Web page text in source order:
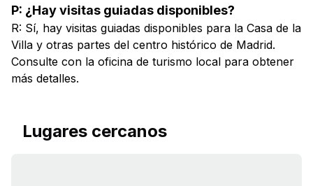
P: ¿Hay visitas guiadas disponibles?
R: Sí, hay visitas guiadas disponibles para la Casa de la
Villa y otras partes del centro histórico de Madrid.
Consulte con la oficina de turismo local para obtener
más detalles.
Lugares cercanos